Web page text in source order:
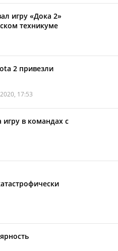
игру «Дока 2»
техникуме
2 привезли
17:53
игру в командах с